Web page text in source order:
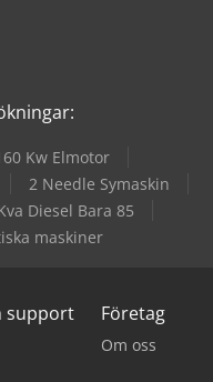
Kw Elmotor
2 Needle Symaskin
Diesel Bara 85
maskiner
support Företag
Om oss